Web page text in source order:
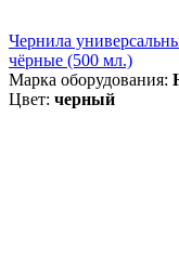
Чернила
чёрные (500 мл.)
Марка оборудования:
Цвет: черный